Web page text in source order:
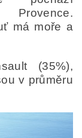
má moře a
(35%),
v průměru